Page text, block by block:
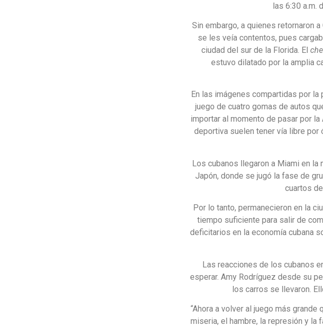
las 6:30 a.m.
Sin embargo, a quienes retornaron
se les veía contentos, pues
ciudad del sur de la Florida. El
estuvo dilatado por la amplia
En las imágenes compartidas por
juego de cuatro gomas de autos
importar al momento de pasar por
deportiva suelen tener vía libre
Los cubanos llegaron a Miami en la
Japón, donde se jugó la fase de
cuartos
Por lo tanto, permanecieron en la
tiempo suficiente para salir de
deficitarios en la economía cubana
Las reacciones de los cubanos
esperar. Amy Rodríguez desde su
los carros se llevaron.
“Ahora a volver al juego más
miseria, el hambre, la represión y la